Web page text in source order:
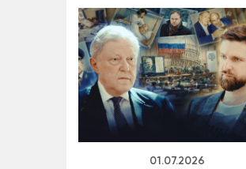
01.07.2026